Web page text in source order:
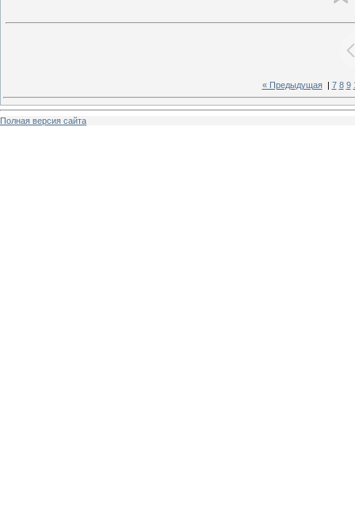
« Предыдущая| 7 8 9
Полная версия сайта